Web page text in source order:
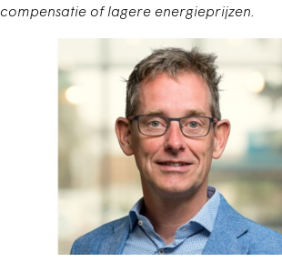
compensatie of lagere energieprijzen.